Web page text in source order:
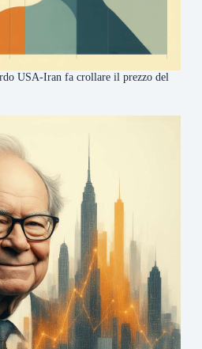
USA-Iran fa crollare il prezzo del